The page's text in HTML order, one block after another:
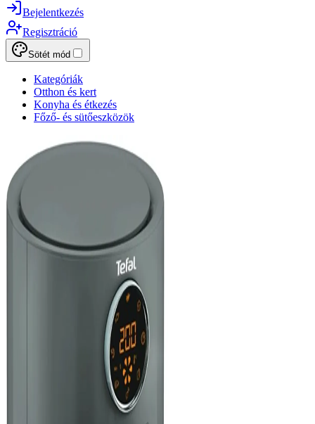
Bejelentkezés
Regisztráció
Sötét mód
Kategóriák
Otthon és kert
Konyha és étkezés
Főző- és sütőeszközök